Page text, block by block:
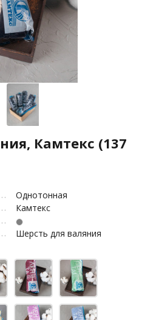
Камтекс (137
Однотонная
Камтекс
Шерсть для валяния